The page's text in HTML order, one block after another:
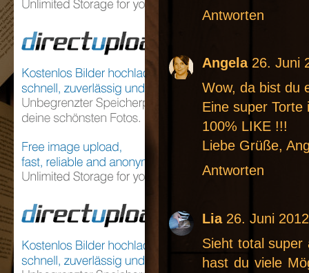
Antworten
Angela 26. Juni
Wow, da bist du
Eine super
100% LIKE !!!
Liebe Grüße,
Antworten
Lia 26. Juni
Sieht total
hast du viele